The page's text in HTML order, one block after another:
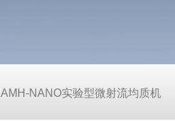
AMH-NANO实验型微射流均质机